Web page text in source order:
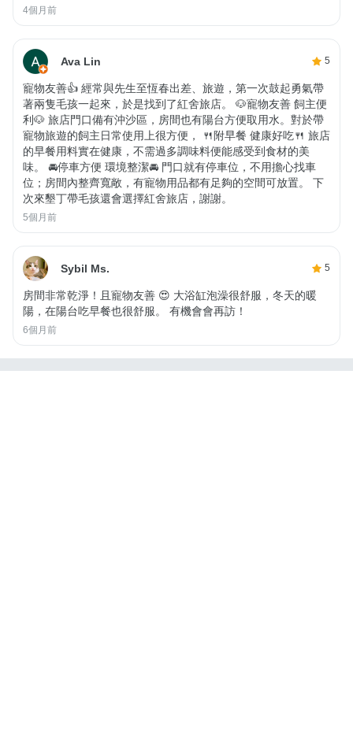
4個月前
Ava Lin 5
寵物友善👍 經常與先生至恆春出差、旅遊，第一次鼓起勇氣帶
著兩隻毛孩一起來，於是找到了紅舍旅店。 🐶寵物友善 飼主便
利🐶 旅店門口備有沖沙區，房間也有陽台方便取用水。對於帶
寵物旅遊的飼主日常使用上很方便， 🍴附早餐 健康好吃🍴 旅店
的早餐用料實在健康，不需過多調味料便能感受到食材的美
味。 🚘停車方便 環境整潔🚘 門口就有停車位，不用擔心找車
位；房間內整齊寬敞，有寵物用品都有足夠的空間可放置。 下
次來墾丁帶毛孩還會選擇紅舍旅店，謝謝。
5個月前
Sybil Ms. 5
房間非常乾淨！且寵物友善 😍 大浴缸泡澡很舒服，冬天的暖
陽，在陽台吃早餐也很舒服。 有機會會再訪！
6個月前